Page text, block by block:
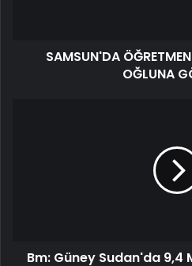
SAMSUN'DA
OĞLUNA
Bm: Güney Sudan'da 9,4